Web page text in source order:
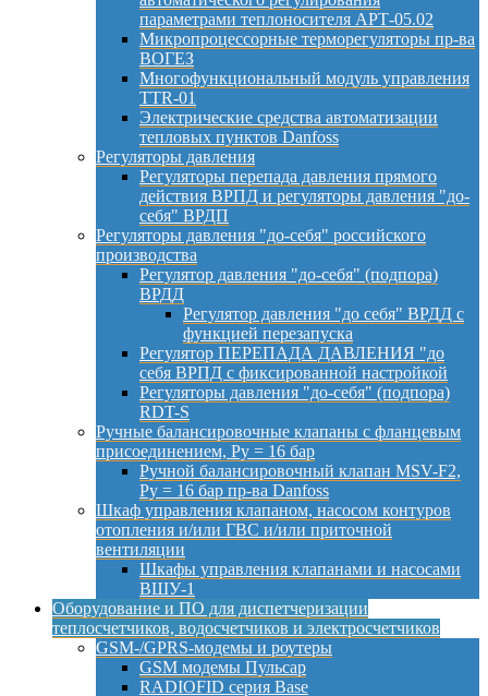
параметрами теплоносителя АРТ-05.02
Микропроцессорные терморегуляторы пр-ва
ВОГЕЗ
Многофункциональный модуль управления
TTR-01
Электрические средства автоматизации
тепловых пунктов Danfoss
Регуляторы давления
Регуляторы перепада давления прямого
действия ВРПД и регуляторы давления "до-
себя" ВРДП
Регуляторы давления "до-себя" российского
производства
Регулятор давления "до-себя" (подпора)
ВРДД
Регулятор давления "до себя" ВРДД с
функцией перезапуска
Регулятор ПЕРЕПАДА ДАВЛЕНИЯ "до
себя ВРПД с фиксированной настройкой
Регуляторы давления "до-себя" (подпора)
RDT-S
Ручные балансировочные клапаны с фланцевым
присоединением, Py = 16 бар
Ручной балансировочный клапан MSV-F2,
Py = 16 бар пр-ва Danfoss
Шкаф управления клапаном, насосом контуров
отопления и/или ГВС и/или приточной
вентиляции
Шкафы управления клапанами и насосами
ВШУ-1
Оборудование и ПО для диспетчеризации
теплосчетчиков, водосчетчиков и электросчетчиков
GSM-/GPRS-модемы и роутеры
GSM модемы Пульсар
RADIOFID серия Base